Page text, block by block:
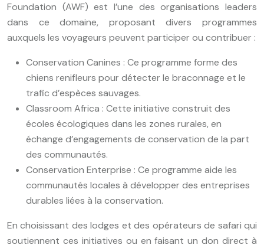
Foundation (AWF) est l’une des organisations leaders
dans ce domaine, proposant divers programmes
auxquels les voyageurs peuvent participer ou contribuer :
Conservation Canines : Ce programme forme des
chiens renifleurs pour détecter le braconnage et le
trafic d’espèces sauvages.
Classroom Africa : Cette initiative construit des
écoles écologiques dans les zones rurales, en
échange d’engagements de conservation de la part
des communautés.
Conservation Enterprise : Ce programme aide les
communautés locales à développer des entreprises
durables liées à la conservation.
En choisissant des lodges et des opérateurs de safari qui
soutiennent ces initiatives ou en faisant un don direct à